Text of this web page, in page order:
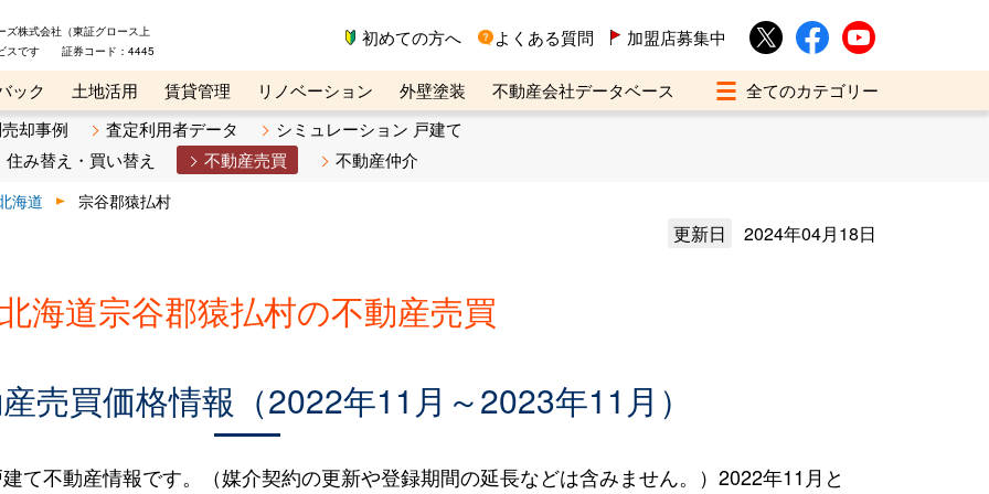
ズ株式会社（東証グロース上
スです 証券コード：4445
初めての方へ よくある質問 加盟店募集中
ック 土地活用 賃貸管理 リノベーション 外壁塗装
不動産会社データベース
イン講座
リビンマガジンBiz 不動産売却ご相談デスク
却事例 査定利用者データ
シミュレーション 戸建て
住み替え・買い替え
不動産売買 不動産仲介
海道 宗谷郡猿払村
更新日 2024年04月18日
海道宗谷郡猿払村の不動産売買
売買価格情報（2022年11月～2023年11月）
て不動産情報です。（媒介契約の更新や登録期間の延長などは含みません。）2022年11月と